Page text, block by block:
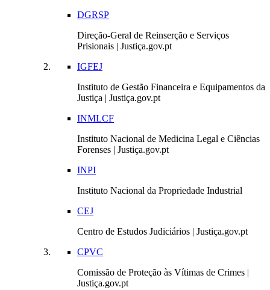
DGRSP
Direção-Geral de Reinserção e Serviços
Prisionais | Justiça.gov.pt
IGFEJ
Instituto de Gestão Financeira e Equipamentos da
Justiça | Justiça.gov.pt
INMLCF
Instituto Nacional de Medicina Legal e Ciências
Forenses | Justiça.gov.pt
INPI
Instituto Nacional da Propriedade Industrial
CEJ
Centro de Estudos Judiciários | Justiça.gov.pt
CPVC
Comissão de Proteção às Vítimas de Crimes |
Justiça.gov.pt